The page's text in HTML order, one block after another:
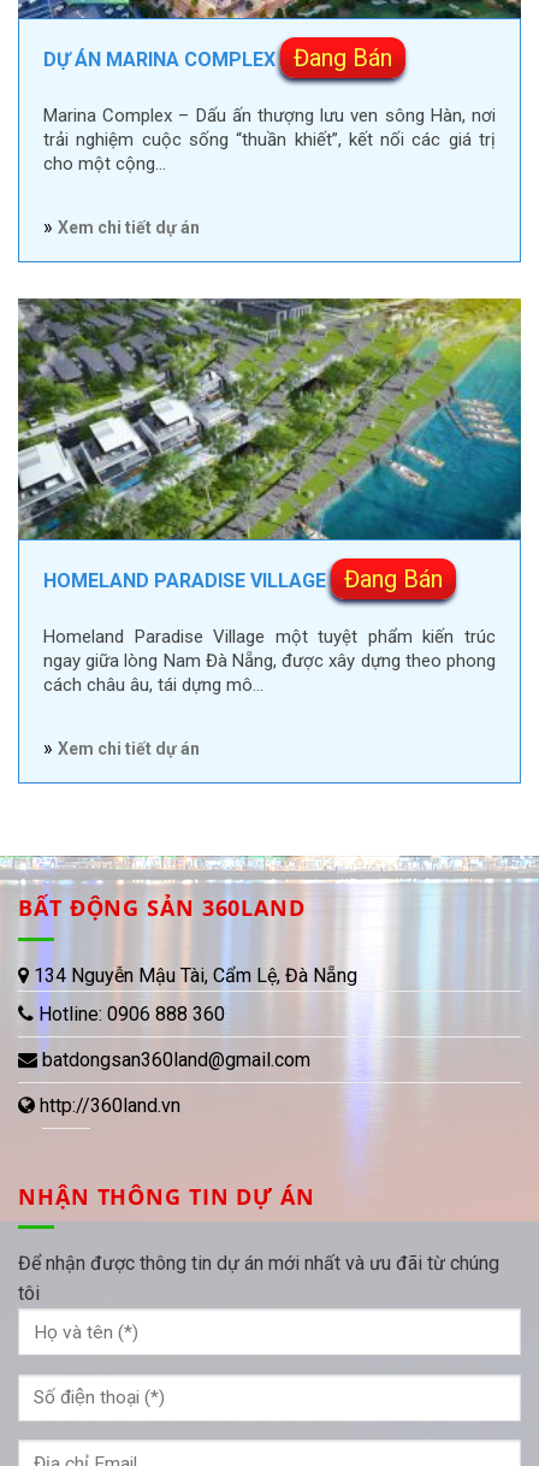
DỰ ÁN MARINA COMPLEX Đang Bán
Marina Complex – Dấu ấn thượng lưu ven sông Hàn, nơi
trải nghiệm cuộc sống “thuần khiết”, kết nối các giá trị
cho một cộng…
» Xem chi tiết dự án
HOMELAND PARADISE VILLAGE Đang Bán
Homeland Paradise Village một tuyệt phẩm kiến trúc
ngay giữa lòng Nam Đà Nẵng, được xây dựng theo phong
cách châu âu, tái dựng mô…
» Xem chi tiết dự án
BẤT ĐỘNG SẢN 360LAND
134 Nguyễn Mậu Tài, Cẩm Lệ, Đà Nẵng
Hotline: 0906 888 360
batdongsan360land@gmail.com
http://360land.vn
NHẬN THÔNG TIN DỰ ÁN
Để nhận được thông tin dự án mới nhất và ưu đãi từ chúng
tôi